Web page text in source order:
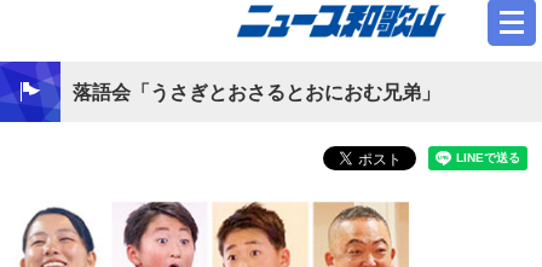
落語会「うさぎとおさるとおにおむ兄弟」